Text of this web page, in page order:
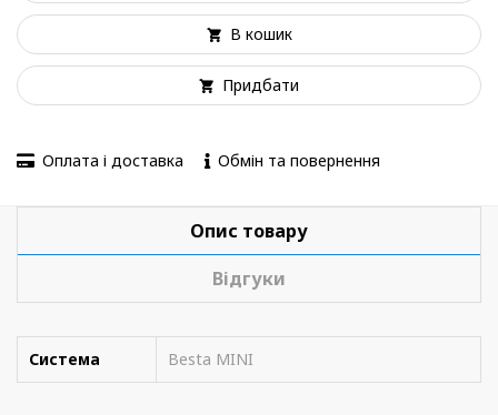
В кошик
Придбати
Оплата і доставка Обмін та повернення
Опис товару
Відгуки
Система Besta MINI